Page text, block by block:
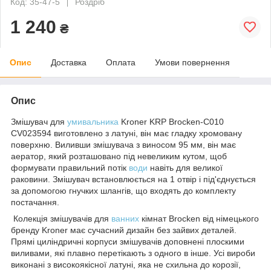
1 240 ₴
Опис Доставка Оплата Умови повернення
Опис
Змішувач для умивальника Kroner KRP Brocken-C010
CV023594 виготовлено з латуні, він має гладку хромовану
поверхню. Виливши змішувача з виносом 95 мм, він має
аератор, який розташовано під невеликим кутом, щоб
формувати правильний потік води навіть для великої
раковини. Змішувач встановлюється на 1 отвір і під'єднується
за допомогою гнучких шлангів, що входять до комплекту
постачання.
Колекція змішувачів для ванних кімнат Brocken від німецького
бренду Kroner має сучасний дизайн без зайвих деталей.
Прямі циліндричні корпуси змішувачів доповнені плоскими
виливами, які плавно перетікають з одного в інше. Усі вироби
виконані з високоякісної латуні, яка не схильна до корозії,